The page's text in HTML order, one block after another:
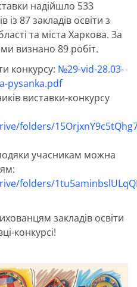
надійшло 533
87 закладів освіти з
та міста Харкова. За
визнано 89 робіт.
конкурсу: №29-vid-28.03-
pysanka.pdf
виставки-конкурсу
folders/
учасникам можна
folders/
закладів освіти
конкурсі!